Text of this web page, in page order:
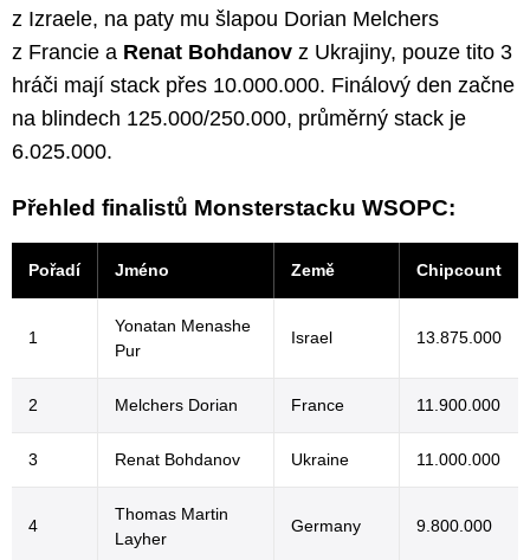
z Izraele, na paty mu šlapou Dorian Melchers
z Francie a Renat Bohdanov z Ukrajiny, pouze tito 3
hráči mají stack přes 10.000.000. Finálový den začne
na blindech 125.000/250.000, průměrný stack je
6.025.000.
Přehled finalistů Monsterstacku WSOPC:
Pořadí Jméno Země Chipcount
1
Yonatan Menashe
Pur
Israel 13.875.000
2 Melchers Dorian France 11.900.000
3 Renat Bohdanov Ukraine 11.000.000
4
Thomas Martin
Layher
Germany 9.800.000